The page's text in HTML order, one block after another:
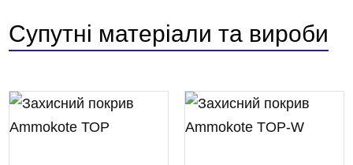
Супутні матеріали та вироби